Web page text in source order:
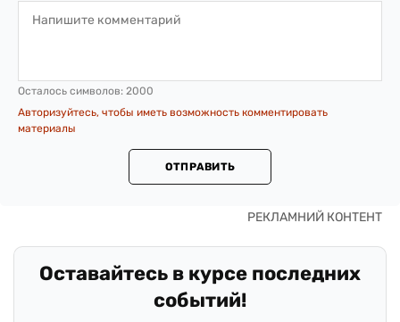
Осталось символов: 2000
Авторизуйтесь, чтобы иметь возможность комментировать
материалы
ОТПРАВИТЬ
Оставайтесь в курсе последних
событий!